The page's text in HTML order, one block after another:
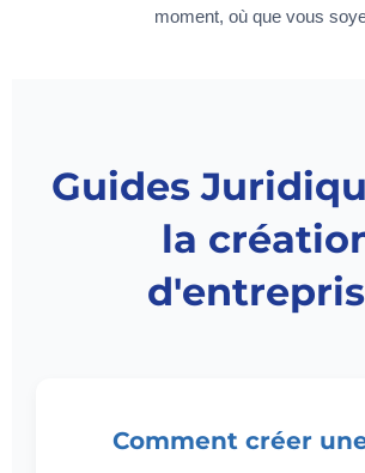
moment, où que vous
Guides
la
Comment créer